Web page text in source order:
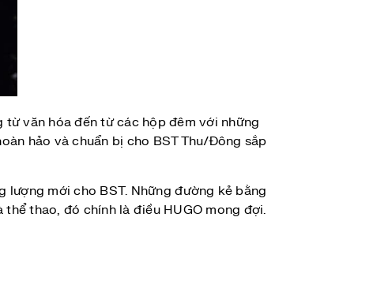
văn hóa đến từ các hộp đêm với những
hảo và chuẩn bị cho BST Thu/Đông sắp
lượng mới cho BST. Những đường kẻ bằng
thao, đó chính là điều HUGO mong đợi.